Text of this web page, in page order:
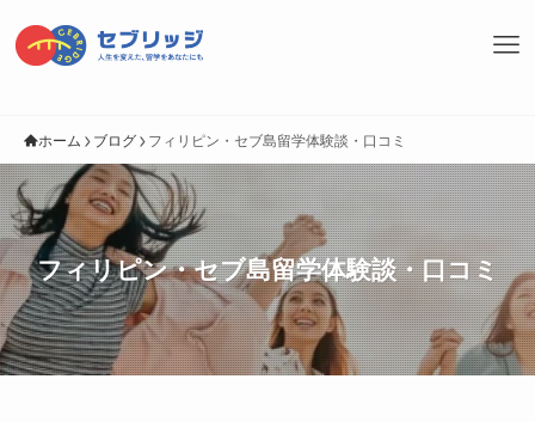
ホーム ブログ フィリピン・セブ島留学体験談・口コミ
フィリピン・セブ島留学体験談・口コミ